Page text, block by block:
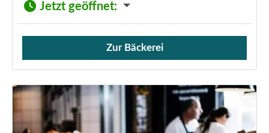
Jetzt geöffnet:
Verkauf von Brötchen,
Zur Bäckerei